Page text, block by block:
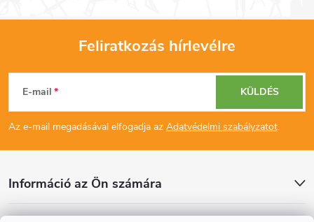
L
á
b
Feliratkozás hírlevélre
E-mail
Az e-mail megadásával elfogadja az Adatvédelmi szabályzatot.
KÜLDÉS
Információ az Ön számára